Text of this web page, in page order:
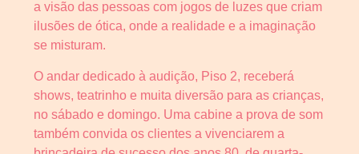
a visão das pessoas com jogos de luzes que criam
ilusões de ótica, onde a realidade e a imaginação
se misturam.
O andar dedicado à audição, Piso 2, receberá
shows, teatrinho e muita diversão para as crianças,
no sábado e domingo. Uma cabine a prova de som
também convida os clientes a vivenciarem a